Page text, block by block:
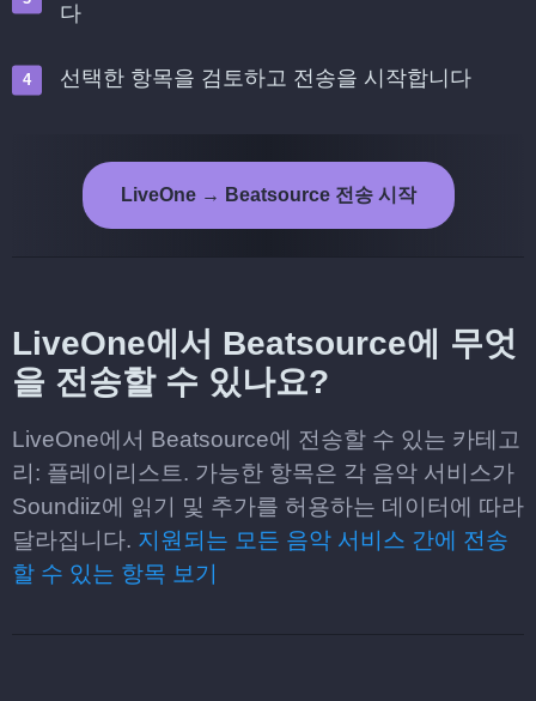
다
선택한 항목을 검토하고 전송을 시작합니다
LiveOne → Beatsource 전송 시작
LiveOne에서 Beatsource에 무엇
을 전송할 수 있나요?
LiveOne에서 Beatsource에 전송할 수 있는 카테고
리: 플레이리스트. 가능한 항목은 각 음악 서비스가
Soundiiz에 읽기 및 추가를 허용하는 데이터에 따라
달라집니다. 지원되는 모든 음악 서비스 간에 전송
할 수 있는 항목 보기